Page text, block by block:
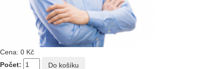
Cena: 0 Kč
Počet: